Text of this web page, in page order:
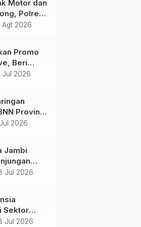
Motor dan
Polres
Amankan
Agt 2026
Promo
Beri
Daya
Jul 2026
Provinsi
Cukai
dan 146
2026
Jambi
Jul 2026
Sektor
EP
Jul 2026